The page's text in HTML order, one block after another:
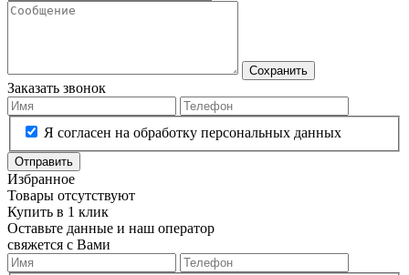
Сохранить
Заказать звонок
Я согласен на обработку персональных данных
Отправить
Избранное
Товары отсутствуют
Купить в 1 клик
Оставьте данные и наш оператор
свяжется с Вами